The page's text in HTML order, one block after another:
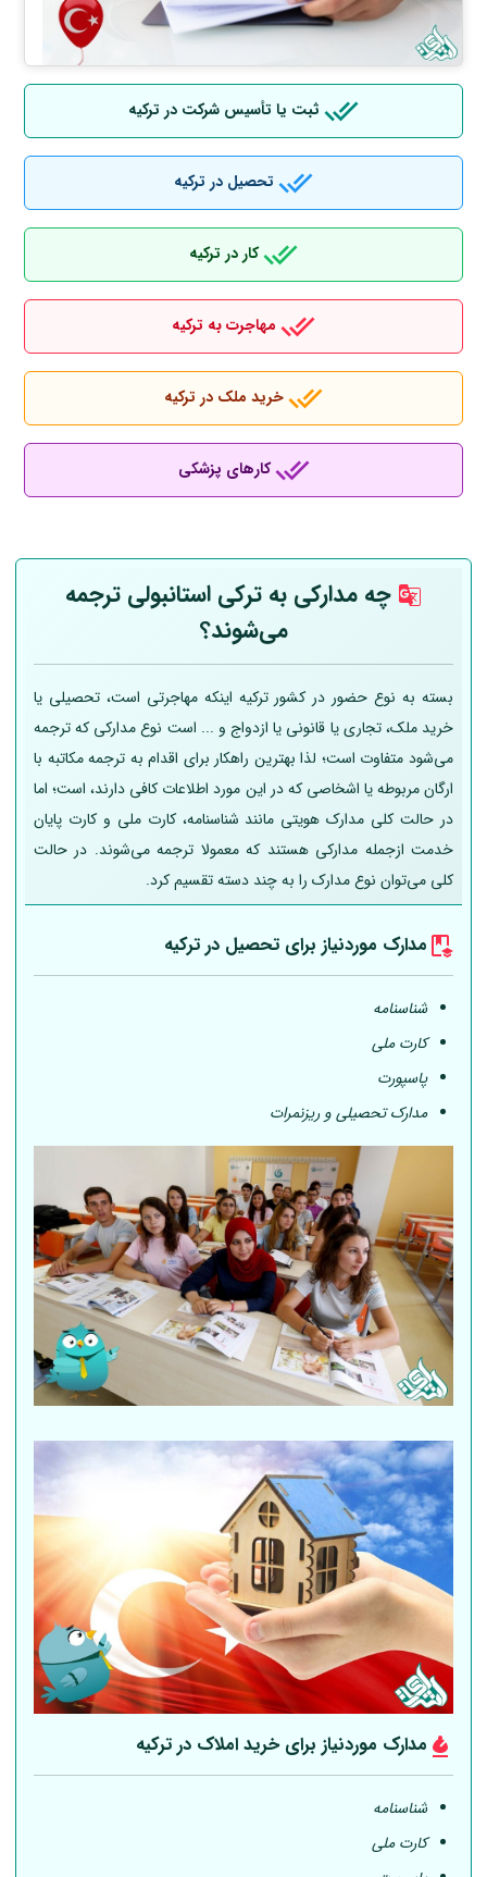
ثبت یا تأسیس شرکت در ترکیه
تحصیل در ترکیه
کار در ترکیه
مهاجرت به ترکیه
خرید ملک در ترکیه
کارهای پزشکی
چه مدارکی به ترکی استانبولی ترجمه
می‌شوند؟
بسته به نوع حضور در کشور ترکیه اینکه مهاجرتی است، تحصیلی یا
خرید ملک، تجاری یا قانونی یا ازدواج و ... است نوع مدارکی که ترجمه
می‌شود متفاوت است؛ لذا بهترین راهکار برای اقدام به ترجمه مکاتبه با
ارگان مربوطه یا اشخاصی که در این مورد اطلاعات کافی دارند، است؛ اما
در حالت کلی مدارک هویتی مانند شناسنامه، کارت ملی و کارت پایان
خدمت ازجمله مدارکی هستند که معمولا ترجمه می‌شوند. در حالت
کلی می‌توان نوع مدارک را به چند دسته تقسیم کرد.
مدارک موردنیاز برای تحصیل در ترکیه
شناسنامه
کارت ملی
پاسپورت
مدارک تحصیلی و ریزنمرات
مدارک موردنیاز برای خرید املاک در ترکیه
شناسنامه
کارت ملی